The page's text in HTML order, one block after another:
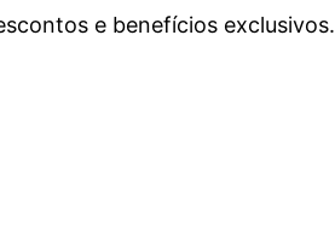
e benefícios exclusivos.